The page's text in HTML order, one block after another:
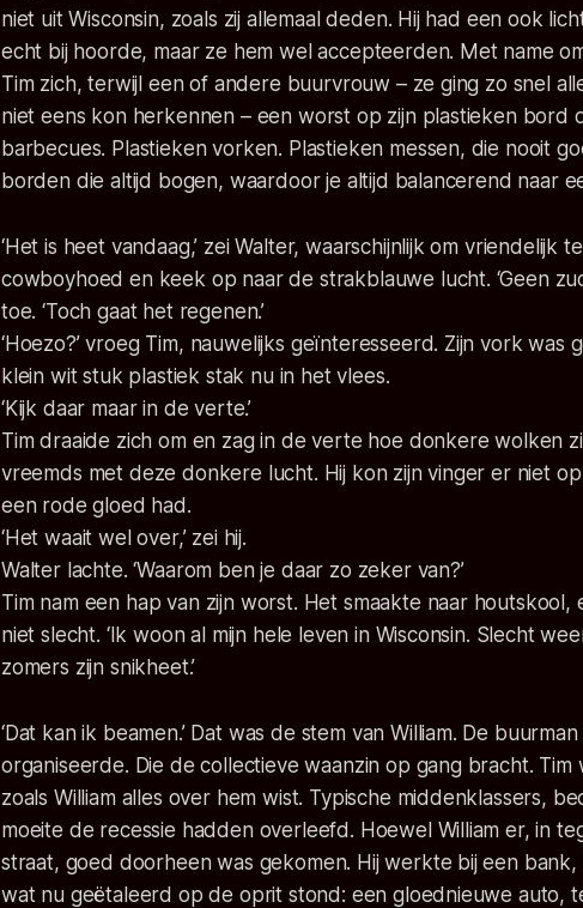
niet uit Wisconsin, zoals zij allemaal deden. Hij had een ook
echt bij hoorde, maar ze hem wel accepteerden. Met name
Tim zich, terwijl een of andere buurvrouw – ze ging zo snel
niet eens kon herkennen – een worst op zijn plastieken bord
barbecues. Plastieken vorken. Plastieken messen, die nooit
borden die altijd bogen, waardoor je altijd balancerend naar
‘Het is heet vandaag,’ zei Walter, waarschijnlijk om vriendelijk
cowboyhoed en keek op naar de strakblauwe lucht. ‘Geen
toe. ‘Toch gaat het regenen.’
‘Hoezo?’ vroeg Tim, nauwelijks geïnteresseerd. Zijn vork was
klein wit stuk plastiek stak nu in het vlees.
‘Kijk daar maar in de verte.’
Tim draaide zich om en zag in de verte hoe donkere wolken
vreemds met deze donkere lucht. Hij kon zijn vinger er niet
een rode gloed had.
‘Het waait wel over,’ zei hij.
Walter lachte. ‘Waarom ben je daar zo zeker van?’
Tim nam een hap van zijn worst. Het smaakte naar
niet slecht. ‘Ik woon al mijn hele leven in Wisconsin. Slecht
zomers zijn snikheet.’
‘Dat kan ik beamen.’ Dat was de stem van William. De
organiseerde. Die de collectieve waanzin op gang bracht. Tim
zoals William alles over hem wist. Typische middenklassers,
moeite de recessie hadden overleefd. Hoewel William er, in
straat, goed doorheen was gekomen. Hij werkte bij een
wat nu geëtaleerd op de oprit stond: een gloednieuwe auto,